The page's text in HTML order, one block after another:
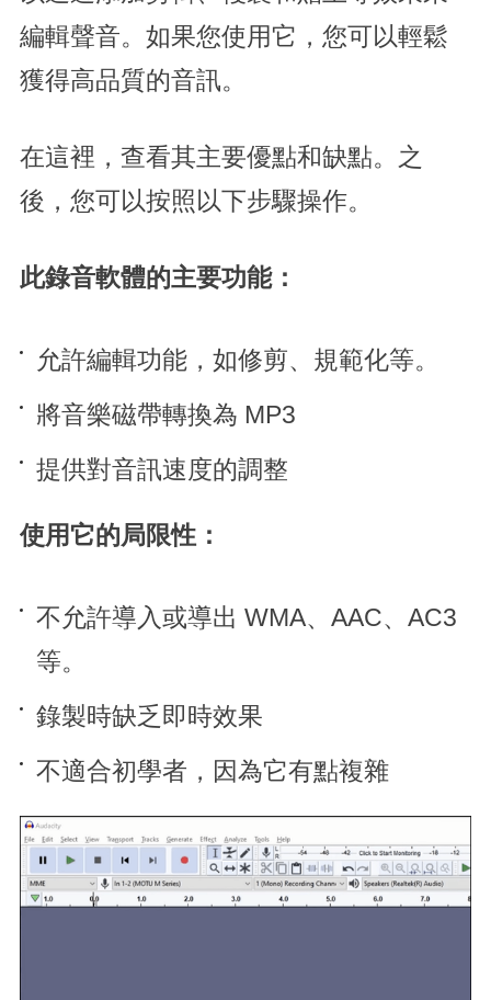
編輯聲音。如果您使用它，您可以輕鬆
獲得高品質的音訊。
在這裡，查看其主要優點和缺點。之
後，您可以按照以下步驟操作。
此錄音軟體的主要功能：
允許編輯功能，如修剪、規範化等。
將音樂磁帶轉換為 MP3
提供對音訊速度的調整
使用它的局限性：
不允許導入或導出 WMA、AAC、AC3
等。
錄製時缺乏即時效果
不適合初學者，因為它有點複雜